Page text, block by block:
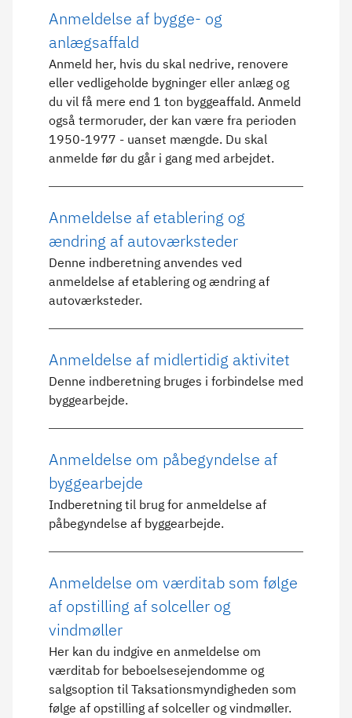
Anmeldelse af bygge- og
anlægsaffald
Anmeld her, hvis du skal nedrive, renovere
eller vedligeholde bygninger eller anlæg og
du vil få mere end 1 ton byggeaffald. Anmeld
også termoruder, der kan være fra perioden
1950-1977 - uanset mængde. Du skal
anmelde før du går i gang med arbejdet.
Anmeldelse af etablering og
ændring af autoværksteder
Denne indberetning anvendes ved
anmeldelse af etablering og ændring af
autoværksteder.
Anmeldelse af midlertidig aktivitet
Denne indberetning bruges i forbindelse med
byggearbejde.
Anmeldelse om påbegyndelse af
byggearbejde
Indberetning til brug for anmeldelse af
påbegyndelse af byggearbejde.
Anmeldelse om værditab som følge
af opstilling af solceller og
vindmøller
Her kan du indgive en anmeldelse om
værditab for beboelsesejendomme og
salgsoption til Taksationsmyndigheden som
følge af opstilling af solceller og vindmøller.